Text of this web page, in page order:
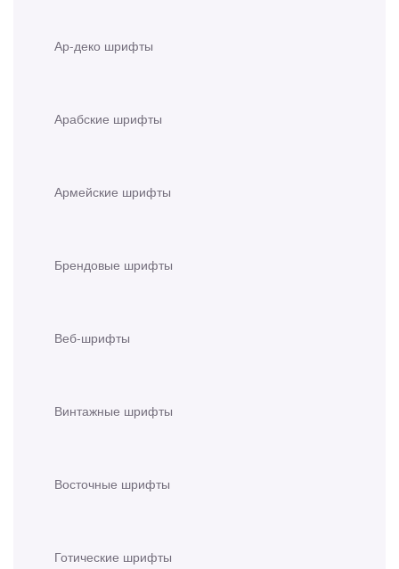
Ар-деко шрифты
Арабские шрифты
Армейские шрифты
Брендовые шрифты
Веб-шрифты
Винтажные шрифты
Восточные шрифты
Готические шрифты